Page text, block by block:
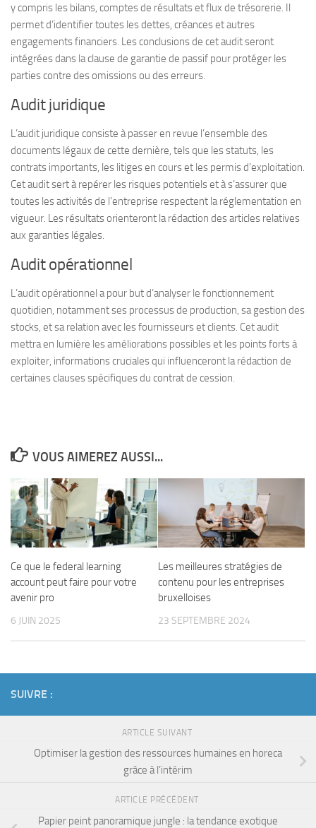
y compris les bilans, comptes de résultats et flux de trésorerie. Il
permet d’identifier toutes les dettes, créances et autres
engagements financiers. Les conclusions de cet audit seront
intégrées dans la clause de garantie de passif pour protéger les
parties contre des omissions ou des erreurs.
Audit juridique
L’audit juridique consiste à passer en revue l’ensemble des
documents légaux de cette dernière, tels que les statuts, les
contrats importants, les litiges en cours et les permis d’exploitation.
Cet audit sert à repérer les risques potentiels et à s’assurer que
toutes les activités de l’entreprise respectent la réglementation en
vigueur. Les résultats orienteront la rédaction des articles relatives
aux garanties légales.
Audit opérationnel
L’audit opérationnel a pour but d’analyser le fonctionnement
quotidien, notamment ses processus de production, sa gestion des
stocks, et sa relation avec les fournisseurs et clients. Cet audit
mettra en lumière les améliorations possibles et les points forts à
exploiter, informations cruciales qui influenceront la rédaction de
certaines clauses spécifiques du contrat de cession.
VOUS AIMEREZ AUSSI...
Ce que le federal learning
account peut faire pour votre
avenir pro
6 JUIN 2025
Les meilleures stratégies de
contenu pour les entreprises
bruxelloises
23 SEPTEMBRE 2024
SUIVRE :
ARTICLE SUIVANT
Optimiser la gestion des ressources humaines en horeca
grâce à l’intérim
ARTICLE PRÉCÉDENT
Papier peint panoramique jungle : la tendance exotique